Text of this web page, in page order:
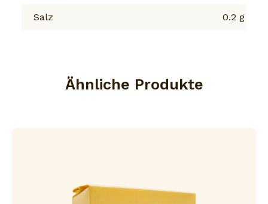
Salz 0.2 g
Ähnliche Produkte